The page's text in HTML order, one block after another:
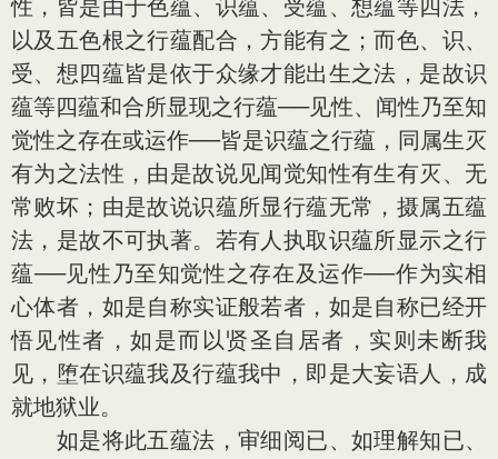
性，皆是由于色蕴、识蕴、受蕴、想蕴等四法，
以及五色根之行蕴配合，方能有之；而色、识、
受、想四蕴皆是依于众缘才能出生之法，是故识
蕴等四蕴和合所显现之行蕴──见性、闻性乃至知
觉性之存在或运作──皆是识蕴之行蕴，同属生灭
有为之法性，由是故说见闻觉知性有生有灭、无
常败坏；由是故说识蕴所显行蕴无常，摄属五蕴
法，是故不可执著。若有人执取识蕴所显示之行
蕴──见性乃至知觉性之存在及运作──作为实相
心体者，如是自称实证般若者，如是自称已经开
悟见性者，如是而以贤圣自居者，实则未断我
见，堕在识蕴我及行蕴我中，即是大妄语人，成
就地狱业。
如是将此五蕴法，审细阅已、如理解知已、